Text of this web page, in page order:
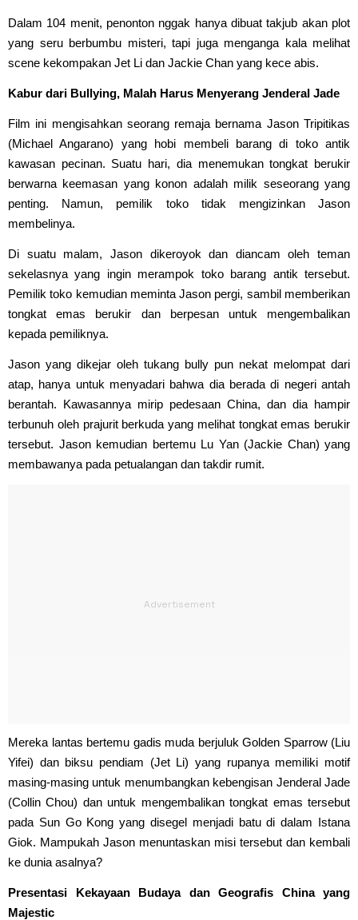
Dalam 104 menit, penonton nggak hanya dibuat takjub akan plot
yang seru berbumbu misteri, tapi juga menganga kala melihat
scene kekompakan Jet Li dan Jackie Chan yang kece abis.
Kabur dari Bullying, Malah Harus Menyerang Jenderal Jade
Film ini mengisahkan seorang remaja bernama Jason Tripitikas
(Michael Angarano) yang hobi membeli barang di toko antik
kawasan pecinan. Suatu hari, dia menemukan tongkat berukir
berwarna keemasan yang konon adalah milik seseorang yang
penting. Namun, pemilik toko tidak mengizinkan Jason
membelinya.
Di suatu malam, Jason dikeroyok dan diancam oleh teman
sekelasnya yang ingin merampok toko barang antik tersebut.
Pemilik toko kemudian meminta Jason pergi, sambil memberikan
tongkat emas berukir dan berpesan untuk mengembalikan
kepada pemiliknya.
Jason yang dikejar oleh tukang bully pun nekat melompat dari
atap, hanya untuk menyadari bahwa dia berada di negeri antah
berantah. Kawasannya mirip pedesaan China, dan dia hampir
terbunuh oleh prajurit berkuda yang melihat tongkat emas berukir
tersebut. Jason kemudian bertemu Lu Yan (Jackie Chan) yang
membawanya pada petualangan dan takdir rumit.
Mereka lantas bertemu gadis muda berjuluk Golden Sparrow (Liu
Yifei) dan biksu pendiam (Jet Li) yang rupanya memiliki motif
masing-masing untuk menumbangkan kebengisan Jenderal Jade
(Collin Chou) dan untuk mengembalikan tongkat emas tersebut
pada Sun Go Kong yang disegel menjadi batu di dalam Istana
Giok. Mampukah Jason menuntaskan misi tersebut dan kembali
ke dunia asalnya?
Presentasi Kekayaan Budaya dan Geografis China yang
Majestic